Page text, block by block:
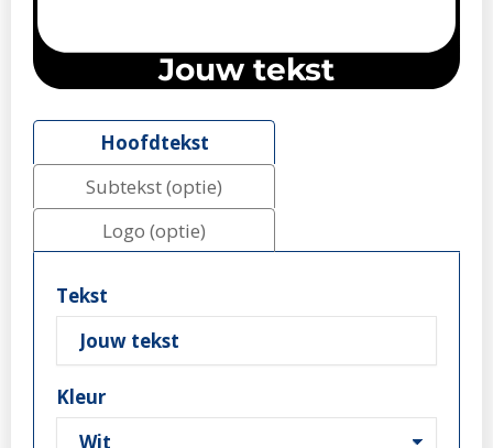
Jouw tekst
Hoofdtekst
Subtekst (optie)
Logo (optie)
Tekst
Kleur